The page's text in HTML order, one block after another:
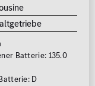
Batterie: 135.0
D